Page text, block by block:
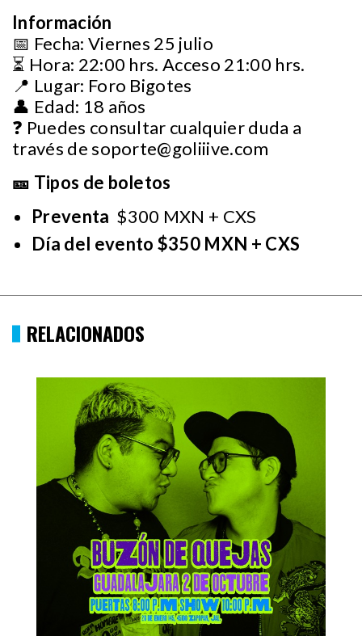
Información
📅 Fecha: Viernes 25 julio
⏳ Hora: 22:00 hrs. Acceso 21:00 hrs.
📍 Lugar: Foro Bigotes
👤 Edad: 18 años
❓ Puedes consultar cualquier duda a
través desoporte@goliiive.com
🎫 Tipos de boletos
Preventa $300 MXN + CXS
Día del evento $350 MXN + CXS
RELACIONADOS